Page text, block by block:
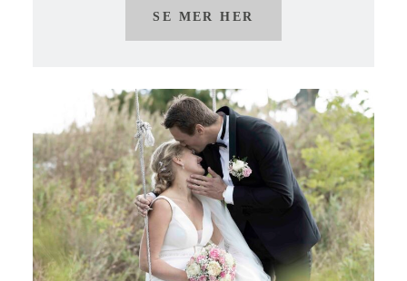
SE MER HER